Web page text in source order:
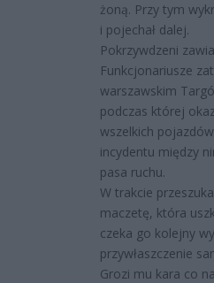
żoną. Przy tym
i pojechał dalej.
Pokrzywdzeni
Funkcjonariusze
warszawskim
podczas której
wszelkich
incydentu między
pasa ruchu.
W trakcie
maczetę, która
czeka go kolejny
przywłaszczenie
Grozi mu kara co